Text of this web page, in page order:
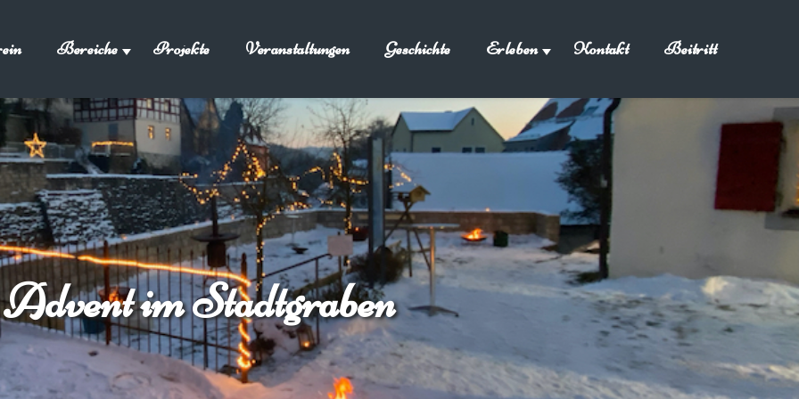
Bereiche Projekte Veranstaltungen Geschichte Erleben Kontakt Beitritt
Advent im Stadtgraben